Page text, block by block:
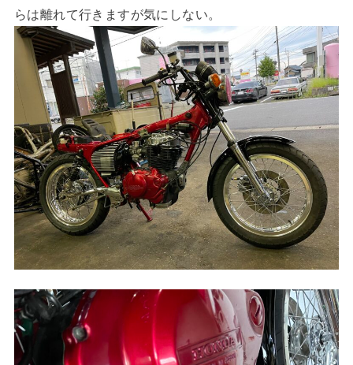
らは離れて行きますが気にしない。